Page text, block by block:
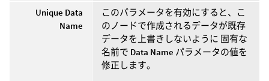
Unique Data
Name
このパラメータを有効にすると、こ
のノードで作成されるデータが既存
データを上書きしないように 固有な
名前で Data Name パラメータの値を
修正します。